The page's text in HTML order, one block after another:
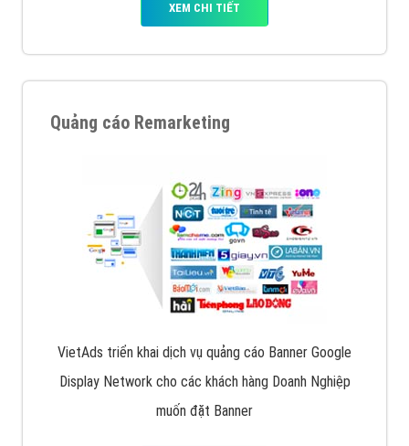
XEM CHI TIẾT
Quảng cáo Remarketing
VietAds triển khai dịch vụ quảng cáo Banner Google
Display Network cho các khách hàng Doanh Nghiệp
muốn đặt Banner